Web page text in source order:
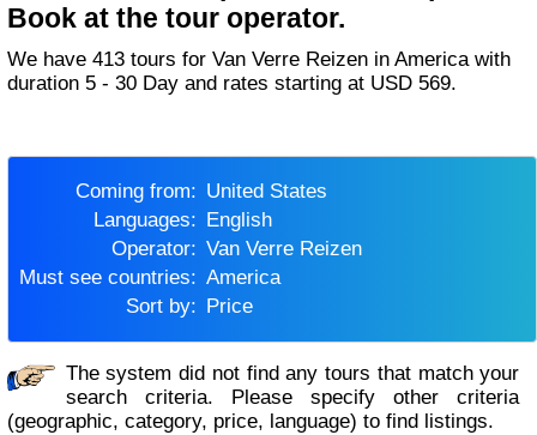
Book at the tour operator.
We have 413 tours for Van Verre Reizen in America with
duration 5 - 30 Day and rates starting at USD 569.
Coming from:
United States
Languages:
English
Operator:
Van Verre Reizen
Must see countries:
America
Sort by:
Price
The system did not find any tours that match your
search criteria. Please specify other criteria
(geographic, category, price, language) to find listings.